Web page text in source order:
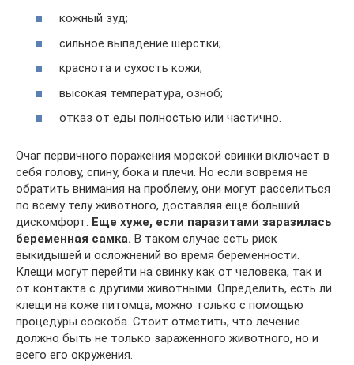
кожный зуд;
сильное выпадение шерстки;
краснота и сухость кожи;
высокая температура, озноб;
отказ от еды полностью или частично.
Очаг первичного поражения морской свинки включает в
себя голову, спину, бока и плечи. Но если вовремя не
обратить внимания на проблему, они могут расселиться
по всему телу животного, доставляя еще больший
дискомфорт. Еще хуже, если паразитами заразилась
беременная самка. В таком случае есть риск
выкидышей и осложнений во время беременности.
Клещи могут перейти на свинку как от человека, так и
от контакта с другими животными. Определить, есть ли
клещи на коже питомца, можно только с помощью
процедуры соскоба. Стоит отметить, что лечение
должно быть не только зараженного животного, но и
всего его окружения.